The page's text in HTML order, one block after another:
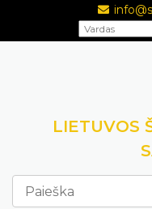
LIETUVOS